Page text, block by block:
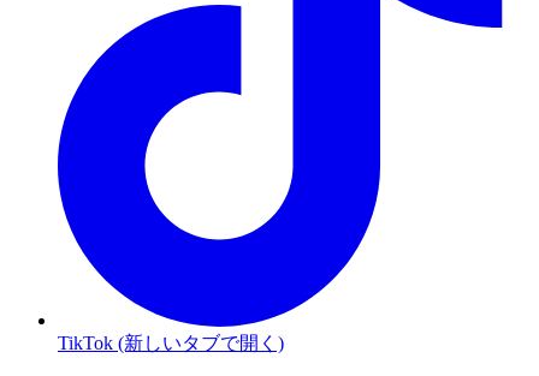
TikTok (新しいタブで開く)